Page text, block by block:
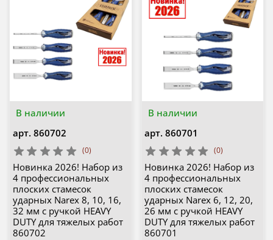
В наличии
арт. 860702
(0)
Новинка 2026! Набор из
4 профессиональных
плоских стамесок
ударных Narex 8, 10, 16,
32 мм с ручкой HEAVY
DUTY для тяжелых работ
860702
В наличии
арт. 860701
(0)
Новинка 2026! Набор из
4 профессиональных
плоских стамесок
ударных Narex 6, 12, 20,
26 мм с ручкой HEAVY
DUTY для тяжелых работ
860701